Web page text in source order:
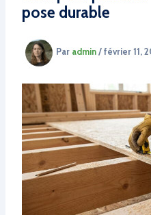
pose durable
Par admin/février 11,